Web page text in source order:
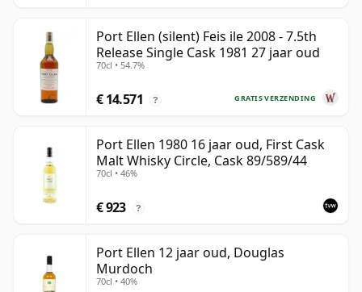
Port Ellen (silent) Feis ile 2008 - 7.5th
Release Single Cask 1981 27 jaar oud
70cl • 54.7%
GRATIS VERZENDING
€ 14.571 ?
Port Ellen 1980 16 jaar oud, First Cask
Malt Whisky Circle, Cask 89/589/44
70cl • 46%
€ 923 ?
Port Ellen 12 jaar oud, Douglas
Murdoch
70cl • 40%